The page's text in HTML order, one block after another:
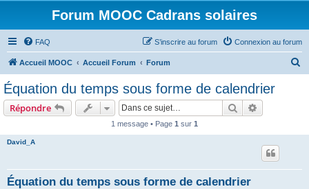
Forum MOOC Cadrans solaires
FAQ Connexion au forum
S’inscrire au forum
Accueil MOOC Accueil Forum Forum
Équation du temps sous forme de calendrier
Répondre Rechercher
1 message • Page 1 sur 1
David_A
Équation du temps sous forme de calendrier